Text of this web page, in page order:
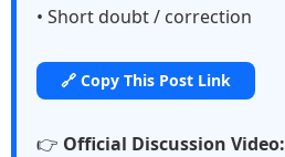
• Short doubt / correction
🔗 Copy This Post Link
👉 Official Discussion Video: